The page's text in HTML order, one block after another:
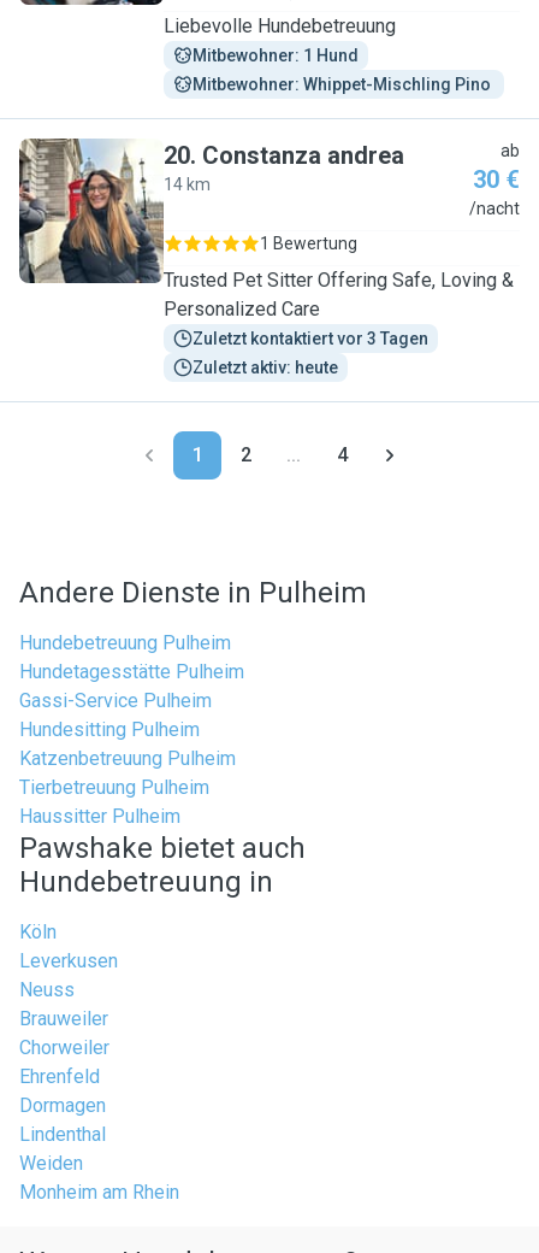
Liebevolle Hundebetreuung
Mitbewohner: 1 Hund
Mitbewohner: Whippet-Mischling Pino
C
20. Constanza andrea
14 km
ab
30 €
/nacht
1 Bewertung
Trusted Pet Sitter Offering Safe, Loving &
Personalized Care
Zuletzt kontaktiert vor 3 Tagen
Zuletzt aktiv: heute
1 2 ... 4
Andere Dienste in Pulheim
Hundebetreuung Pulheim
Hundetagesstätte Pulheim
Gassi-Service Pulheim
Hundesitting Pulheim
Katzenbetreuung Pulheim
Tierbetreuung Pulheim
Haussitter Pulheim
Pawshake bietet auch
Hundebetreuung in
Köln
Leverkusen
Neuss
Brauweiler
Chorweiler
Ehrenfeld
Dormagen
Lindenthal
Weiden
Monheim am Rhein